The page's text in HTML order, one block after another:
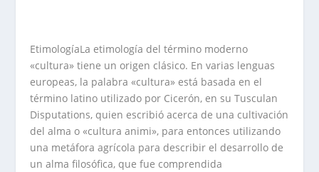
EtimologíaLa etimología del término moderno
«cultura» tiene un origen clásico. En varias lenguas
europeas, la palabra «cultura» está basada en el
término latino utilizado por Cicerón, en su Tusculan
Disputations, quien escribió acerca de una cultivación
del alma o «cultura animi», para entonces utilizando
una metáfora agrícola para describir el desarrollo de
un alma filosófica, que fue comprendida